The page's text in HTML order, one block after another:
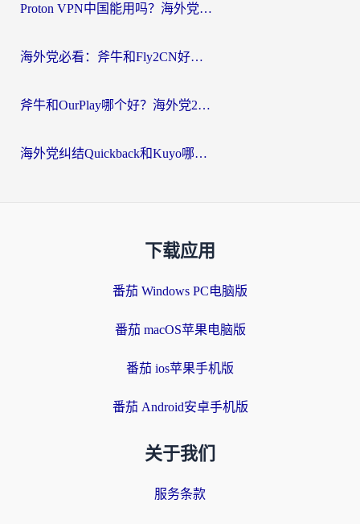
Proton VPN中国能用吗？海外党选回国加速器的避坑指南（附番茄加速器实测）
海外党必看：斧牛和Fly2CN好用吗？3招教你选对回国加速器（附免费试用攻略）
斧牛和OurPlay哪个好？海外党2026亲测：选对加速器，国内资源秒加载
海外党纠结Quickback和Kuyo哪个好？选对回国加速器才能无缝刷国内资源
下载应用
番茄 Windows PC电脑版
番茄 macOS苹果电脑版
番茄 ios苹果手机版
番茄 Android安卓手机版
关于我们
服务条款